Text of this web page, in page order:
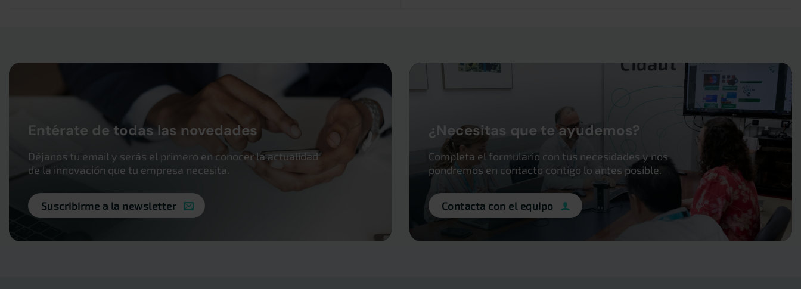
Entérate de todas las novedades
Déjanos tu email y serás el primero en conocer la actualidad
de la innovación que tu empresa necesita.
Suscribirme a la newsletter
¿Necesitas que te ayudemos?
Completa el formulario con tus necesidades y nos
pondremos en contacto contigo lo antes posible.
Contacta con el equipo